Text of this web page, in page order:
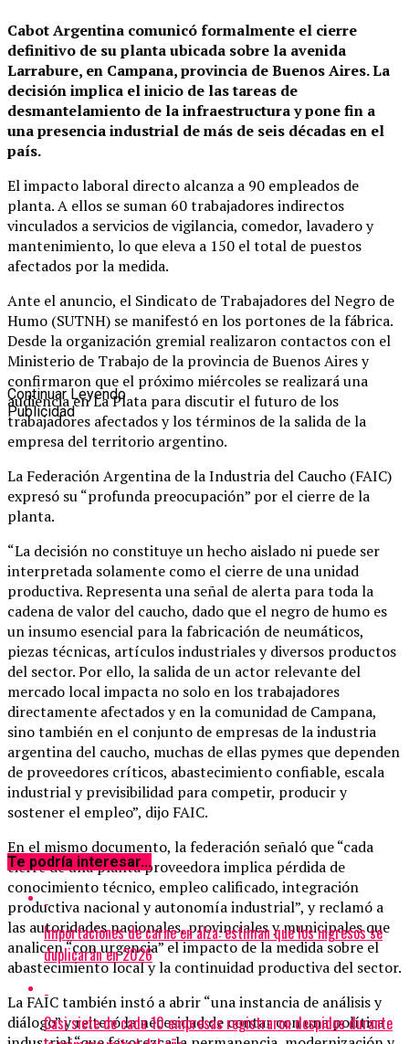
Cabot Argentina comunicó formalmente el cierre
definitivo de su planta ubicada sobre la avenida
Larrabure, en Campana, provincia de Buenos Aires. La
decisión implica el inicio de las tareas de
desmantelamiento de la infraestructura y pone fin a
una presencia industrial de más de seis décadas en el
país.
El impacto laboral directo alcanza a 90 empleados de
planta. A ellos se suman 60 trabajadores indirectos
vinculados a servicios de vigilancia, comedor, lavadero y
mantenimiento, lo que eleva a 150 el total de puestos
afectados por la medida.
Ante el anuncio, el Sindicato de Trabajadores del Negro de
Humo (SUTNH) se manifestó en los portones de la fábrica.
Desde la organización gremial realizaron contactos con el
Ministerio de Trabajo de la provincia de Buenos Aires y
confirmaron que el próximo miércoles se realizará una
audiencia en La Plata para discutir el futuro de los
trabajadores afectados y los términos de la salida de la
empresa del territorio argentino.
La Federación Argentina de la Industria del Caucho (FAIC)
expresó su “profunda preocupación” por el cierre de la
planta.
“La decisión no constituye un hecho aislado ni puede ser
interpretada solamente como el cierre de una unidad
productiva. Representa una señal de alerta para toda la
cadena de valor del caucho, dado que el negro de humo es
un insumo esencial para la fabricación de neumáticos,
piezas técnicas, artículos industriales y diversos productos
del sector. Por ello, la salida de un actor relevante del
mercado local impacta no solo en los trabajadores
directamente afectados y en la comunidad de Campana,
sino también en el conjunto de empresas de la industria
argentina del caucho, muchas de ellas pymes que dependen
de proveedores críticos, abastecimiento confiable, escala
industrial y previsibilidad para competir, producir y
sostener el empleo”, dijo FAIC.
En el mismo documento, la federación señaló que “cada
cierre de una planta proveedora implica pérdida de
conocimiento técnico, empleo calificado, integración
productiva nacional y autonomía industrial”, y reclamó a
las autoridades nacionales, provinciales y municipales que
analicen “con urgencia” el impacto de la medida sobre el
abastecimiento local y la continuidad productiva del sector.
La FAIC también instó a abrir “una instancia de análisis y
diálogo” y reiteró la necesidad de contar con una política
Continuar Leyendo
Publicidad
Te podría interesar...
Importaciones de carne en alza: estiman que los ingresos se
duplicarán en 2026
Casi siete de cada 10 empresas registraron despidos durante